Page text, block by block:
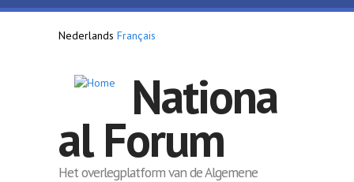
Overslaan en naar de inhoud gaan
Nederlands Français
Nationa
al Forum
Het overlegplatform van de Algemene